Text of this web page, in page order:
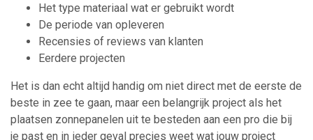
Het type materiaal wat er gebruikt wordt
De periode van opleveren
Recensies of reviews van klanten
Eerdere projecten
Het is dan echt altijd handig om niet direct met de eerste de
beste in zee te gaan, maar een belangrijk project als het
plaatsen zonnepanelen uit te besteden aan een pro die bij
je past en in ieder geval precies weet wat jouw project